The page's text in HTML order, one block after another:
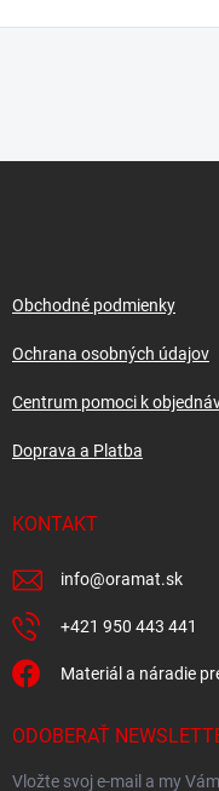
Obchodné podmienky
Ochrana osobných údajov
Centrum pomoci k
Doprava a Platba
KONTAKT
info@oramat.sk
+421 950 443 441
Materiál a náradie
ODOBERAŤ
Vložte svoj e-mail a my